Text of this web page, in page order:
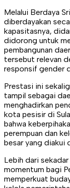
Melalui Berdaya
diberdayakan
kapasitasnya,
didorong untuk
pembangunan
tersebut relevan
responsif gender
Prestasi ini
tampil sebagai
menghadirkan
kota pesisir di
bahwa
perempuan dan
besar yang diakui
Lebih dari
momentum bagi
memperkuat